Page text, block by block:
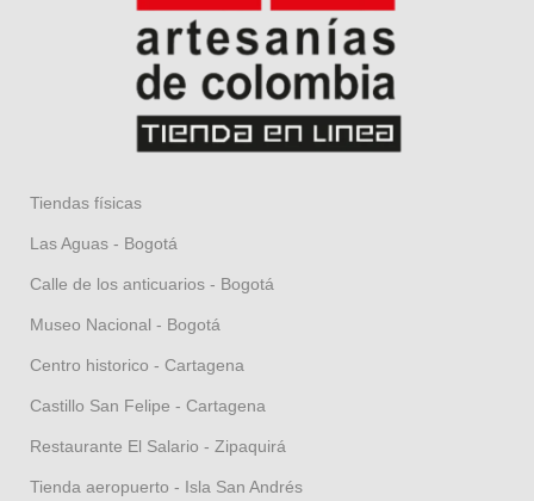
Tiendas físicas
Las Aguas - Bogotá
Calle de los anticuarios - Bogotá
Museo Nacional - Bogotá
Centro historico - Cartagena
Castillo San Felipe - Cartagena
Restaurante El Salario - Zipaquirá
Tienda aeropuerto - Isla San Andrés